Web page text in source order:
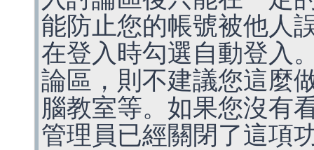
能防止您的帳號被他人
在登入時勾選自動登入
論區，則不建議您這麼
腦教室等。如果您沒有
管理員已經關閉了這項